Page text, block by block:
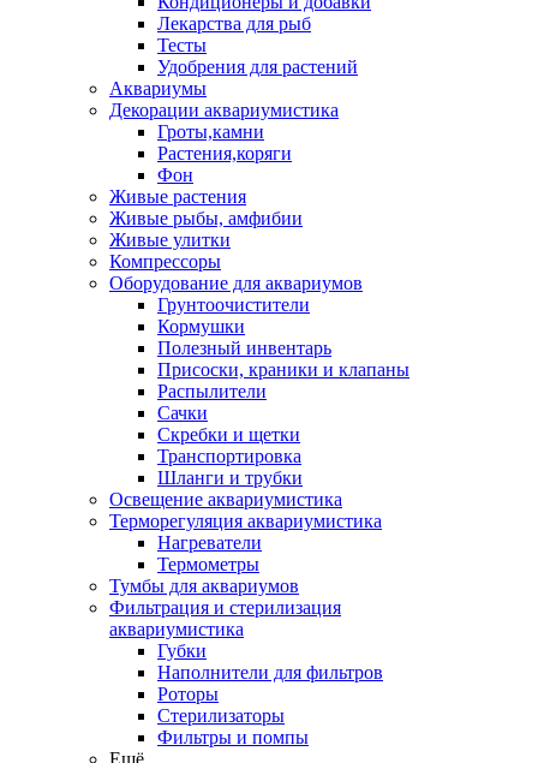
Лекарства для рыб
Тесты
Удобрения для растений
Аквариумы
Декорации аквариумистика
Гроты,камни
Растения,коряги
Фон
Живые растения
Живые рыбы, амфибии
Живые улитки
Компрессоры
Оборудование для аквариумов
Грунтоочистители
Кормушки
Полезный инвентарь
Присоски, краники и клапаны
Распылители
Сачки
Скребки и щетки
Транспортировка
Шланги и трубки
Освещение аквариумистика
Терморегуляция аквариумистика
Нагреватели
Термометры
Тумбы для аквариумов
Фильтрация и стерилизация
аквариумистика
Губки
Наполнители для фильтров
Роторы
Стерилизаторы
Фильтры и помпы
Ещё